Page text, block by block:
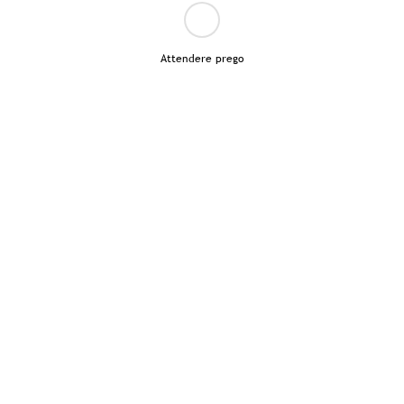
Attendere prego